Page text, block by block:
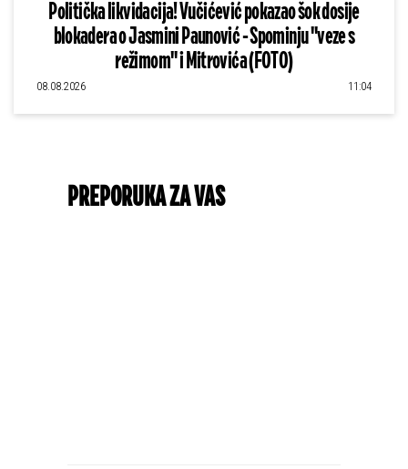
Politička likvidacija! Vučićević pokazao šok dosije
blokadera o Jasmini Paunović - Spominju "veze s
režimom" i Mitrovića (FOTO)
08.08.2026 11:04
PREPORUKA ZA VAS